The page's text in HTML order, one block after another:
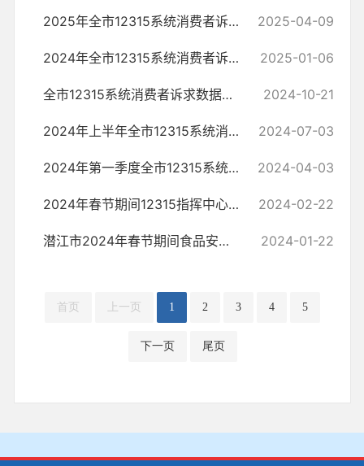
2025年全市12315系统消费者诉求数据分析报告（2025年第一期） 2025-04-09
2024年全市12315系统消费者诉求数据分析报告（2024年第四期） 2025-01-06
全市12315系统消费者诉求数据分析报告(2024年第三期) 2024-10-21
2024年上半年全市12315系统消费者诉求数据分析报告 （2024年第二期） 2024-07-03
2024年第一季度全市12315系统消费者诉求数据分析报告 （2024年第一期） 2024-04-03
2024年春节期间12315指挥中心共受理各类诉求87件 2024-02-22
潜江市2024年春节期间食品安全消费提示 2024-01-22
首页 上一页 1 2 3 4 5
下一页 尾页